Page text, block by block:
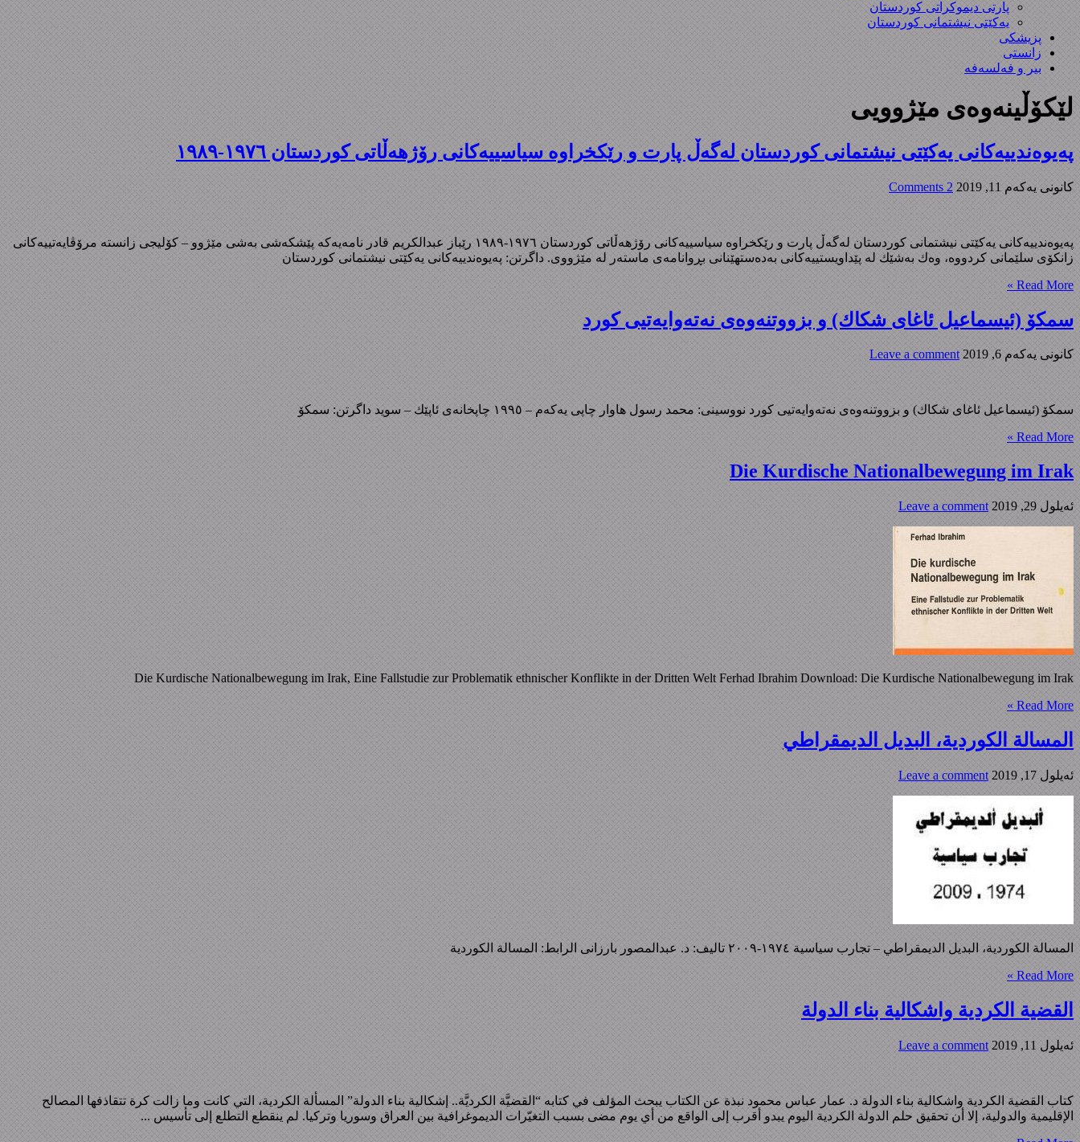
پارتی دیموکراتی کوردستان
یەکێتی نیشتمانی کوردستان
پزیشکی
زانستی
بیر و فەلسەفە
لێکۆڵینەوەی مێژوویی
پەیوەندییەکانی یەکێتی نیشتمانی کوردستان لەگەڵ پارت و رێکخراوە سیاسییەکانی رۆژهەڵاتی کوردستان ١٩٧٦-١٩٨٩
كانونی یه‌كه‌م 11, 2019 2 Comments
پەیوەندییەکانی یەکێتی نیشتمانی کوردستان لەگەڵ پارت و رێکخراوە سیاسییەکانی رۆژهەڵاتی کوردستان ١٩٧٦-١٩٨٩ رێباز عبدالکریم قادر نامەیەکە پێشکەشی بەشی مێژوو – کۆلیجی زانستە مرۆڤایەتییەکانی
زانکۆی سلێمانی کردووە، وەك بەشێك لە پێداویستییەکانی بەدەستهێنانی بڕوانامەی ماستەر لە مێژووی. داگرتن: پەیوەندییەکانی یەکێتی نیشتمانی کوردستان
Read More »
سمکۆ (ئیسماعیل ئاغای شکاك) و بزووتنەوەی نەتەوایەتیی کورد
كانونی یه‌كه‌م 6, 2019 Leave a comment
سمکۆ (ئیسماعیل ئاغای شکاك) و بزووتنەوەی نەتەوایەتیی کورد نووسینی: محمد رسول هاوار چاپی یەکەم – ١٩٩٥ چاپخانەی ئاپێك – سوید داگرتن: سمکۆ
Read More »
Die Kurdische Nationalbewegung im Irak
ئه‌یلول 29, 2019 Leave a comment
Die Kurdische Nationalbewegung im Irak, Eine Fallstudie zur Problematik ethnischer Konflikte in der Dritten Welt Ferhad Ibrahim Download: Die Kurdische Nationalbewegung im Irak
Read More »
المسالة الکوردیة، البدیل الدیمقراطي
ئه‌یلول 17, 2019 Leave a comment
المسالة الکوردیة، البدیل الدیمقراطي – تجارب سیاسیة ١٩٧٤-٢٠٠٩ تالیف: د. عبدالمصور بارزانی الرابط: المسالة الکوردیة
Read More »
القضية الكردية واشكالية بناء الدولة
ئه‌یلول 11, 2019 Leave a comment
كتاب القضية الكردية واشكالية بناء الدولة د. عمار عباس محمود نبذة عن الكتاب يبحث المؤلف في كتابه “القضيَّة الكرديَّة.. إشكالية بناء الدولة” المسألة الكردية، التي كانت وما زالت كرة تتقاذفها المصالح
الإقليمية والدولية، إلا أن تحقيق حلم الدولة الكردية اليوم يبدو أقرب إلى الواقع من أي يوم مضى بسبب التغيّرات الديموغرافية بين العراق وسوريا وتركيا. لم ينقطع التطلع إلى تأسيس ...